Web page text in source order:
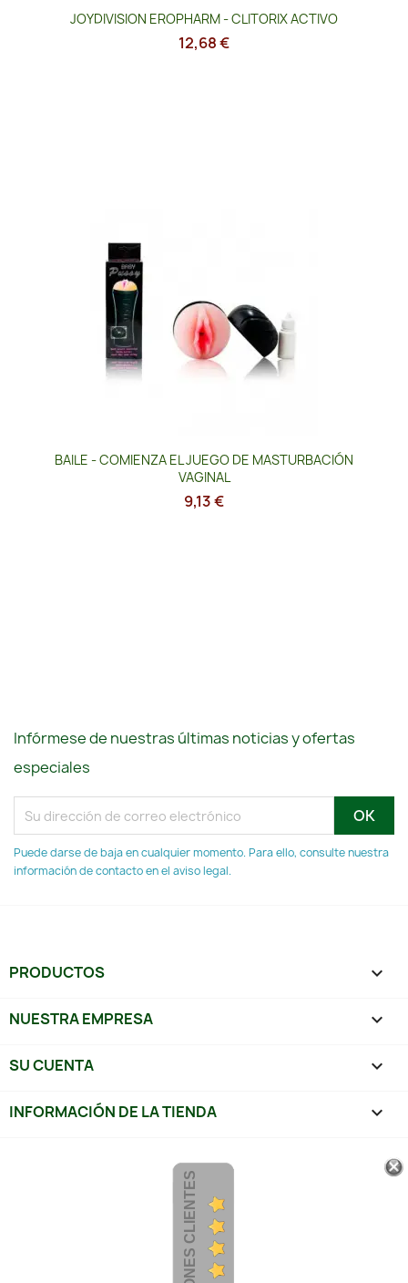
JOYDIVISION EROPHARM - CLITORIX ACTIVO
12,68 €
BAILE - COMIENZA EL JUEGO DE MASTURBACIÓN
VAGINAL
9,13 €
Infórmese de nuestras últimas noticias y ofertas
especiales
Puede darse de baja en cualquier momento. Para ello, consulte nuestra
información de contacto en el aviso legal.
PRODUCTOS 
NUESTRA EMPRESA 
SU CUENTA 
INFORMACIÓN DE LA TIENDA keyboard_arrow_down
OPINIONES CLIENTES